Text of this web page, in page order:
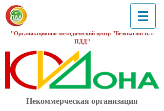
"Организационно-методический центр "Безопасность с
ПДД"
Некоммерческая организация